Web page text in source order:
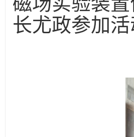
长尤政参加活